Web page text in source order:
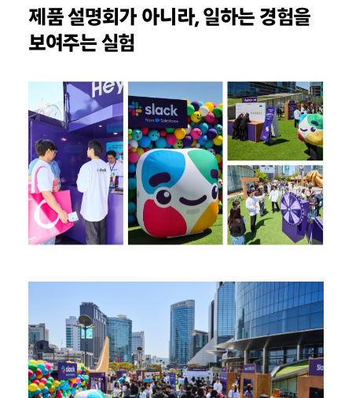
제품 설명회가 아니라,일하는 경험을
보여주는 실험